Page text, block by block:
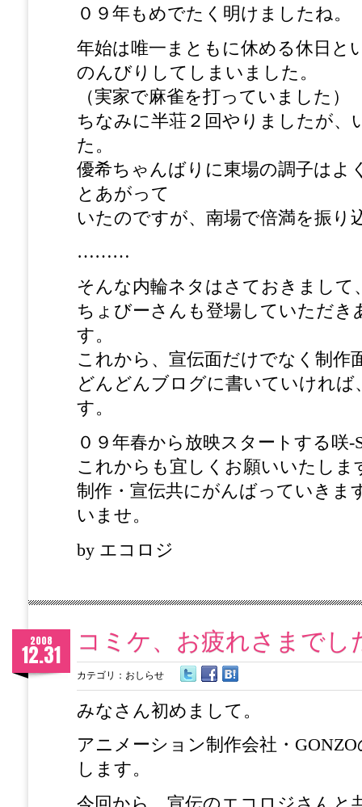
０９年もめでたく明けましたね。
年始は唯一まともに休める休日と
のんびりしてしまいました。
（実家で麻雀を打っていました）
ちなみに半荘２回やりましたが、
た。
優希ちゃんばりに東場の調子はよ
とあがって
いたのですが、南場で倍満を振り
………
そんな内輪ネタはさておきまして
ちょびーさんも登場していただき
す。
これから、宣伝面だけでなく制作
どんどんブログに書いていければ
す。
０９年春から放映スタートする咲-
これからも宜しくお願いいたしま
制作・宣伝共にがんばっていきま
いませ。
by エコロジ
コミケ、お疲れさまでし
2008
12.31
カテゴリ： おしらせ
みなさん初めまして。
アニメーション制作会社・
します。